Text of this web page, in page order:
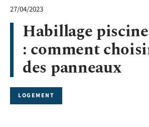
27/04/2023
Habillage
: comment
des panneaux
LOGEMENT